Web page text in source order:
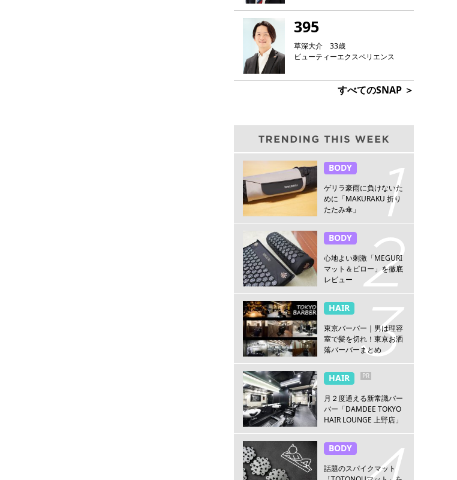
395
草深大介 33歳
ビューティーエクスペリエンス
すべてのSNAP ＞
BODY
ゲリラ豪雨に負けないた
めに「MAKURAKU 折り
たたみ傘」
BODY
心地よい刺激「MEGURI
マット＆ピロー」を徹底
レビュー
HAIR
東京バーバー｜男は理容
室で髪を切れ！東京お洒
落バーバーまとめ
HAIR PR
月２度通える新常識バー
バー「DAMDEE TOKYO
HAIR LOUNGE 上野店」
BODY
話題のスパイクマット